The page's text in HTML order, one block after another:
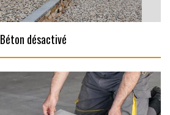
Béton désactivé